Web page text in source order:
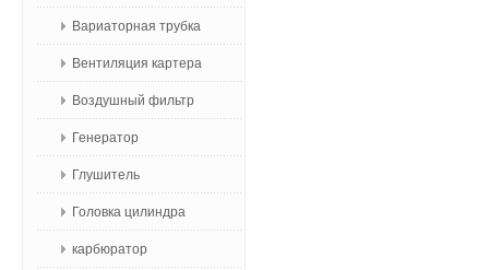
Вариаторная трубка
Вентиляция картера
Воздушный фильтр
Генератор
Глушитель
Головка цилиндра
карбюратор